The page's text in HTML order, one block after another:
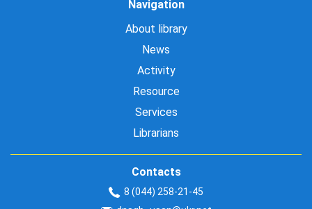
Navigation
About library
News
Activity
Resource
Services
Librarians
Contacts
8 (044) 258-21-45